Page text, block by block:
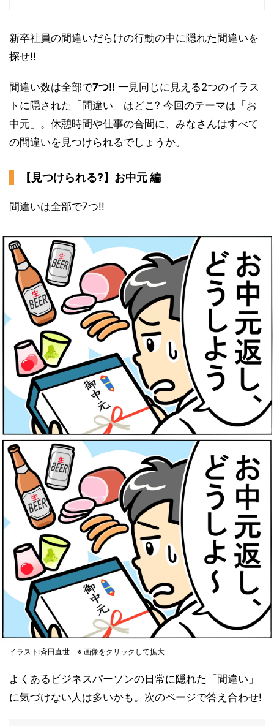
新卒社員の間違いだらけの行動の中に隠れた間違いを
探せ!!
間違い数は全部で7つ!! 一見同じに見える2つのイラス
トに隠された「間違い」はどこ? 今回のテーマは「お
中元」。休憩時間や仕事の合間に、みなさんはすべて
の間違いを見つけられるでしょうか。
【見つけられる?】お中元 編
間違いは全部で7つ!!
イラスト:斉田直世 ※ 画像をクリックして拡大
よくあるビジネスパーソンの日常に隠れた「間違い」
に気づけない人は多いかも。次のページで答え合わせ!